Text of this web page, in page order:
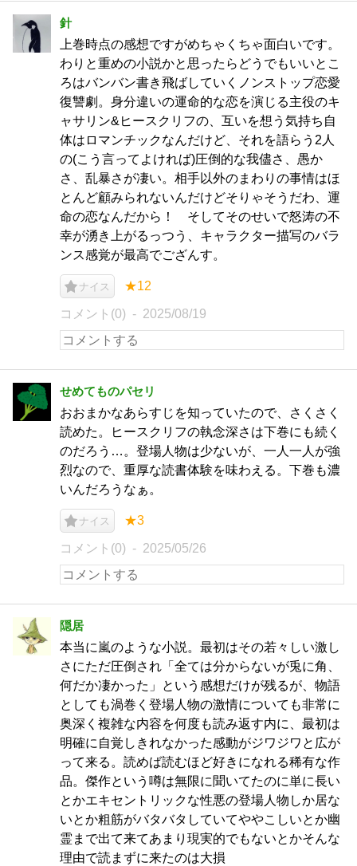
針
上巻時点の感想ですがめちゃくちゃ面白いです。
わりと重めの小説かと思ったらどうでもいいとこ
ろはバンバン書き飛ばしていくノンストップ恋愛
復讐劇。身分違いの運命的な恋を演じる主役のキ
ャサリン&ヒースクリフの、互いを想う気持ち自
体はロマンチックなんだけど、それを語らう2人
の(こう言ってよければ)圧倒的な我儘さ、愚か
さ、乱暴さが凄い。相手以外のまわりの事情はほ
とんど顧みられないんだけどそりゃそうだわ、運
命の恋なんだから！ そしてそのせいで怒涛の不
幸が湧き上がるっつう、キャラクター描写のバラ
ンス感覚が最高でござんす。
ナイス ★12
コメント(0) 2025/08/19
せめてものパセリ
おおまかなあらすじを知っていたので、さくさく
読めた。ヒースクリフの執念深さは下巻にも続く
のだろう…。登場人物は少ないが、一人一人が強
烈なので、重厚な読書体験を味わえる。下巻も濃
いんだろうなぁ。
ナイス ★3
コメント(0) 2025/05/26
隠居
本当に嵐のような小説。最初はその若々しい激し
さにただ圧倒され「全ては分からないが兎に角、
何だか凄かった」という感想だけが残るが、物語
としても渦巻く登場人物の激情についても非常に
奥深く複雑な内容を何度も読み返す内に、最初は
明確に自覚しきれなかった感動がジワジワと広が
って来る。読めば読むほど好きになれる稀有な作
品。傑作という噂は無限に聞いてたのに単に長い
とかエキセントリックな性悪の登場人物しか居な
いとか粗筋がバタバタしていてややこしいとか幽
霊まで出て来てあまり現実的でもないとかそんな
理由で読まずに来たのは大損